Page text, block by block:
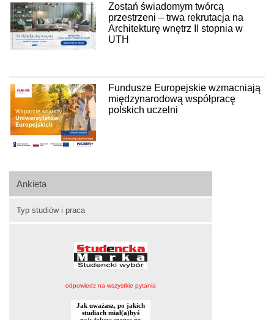
Ankieta
Typ studiów i praca
odpowiedz na wszystkie pytania
Zostań świadomym twórcą
przestrzeni – trwa rekrutacja na
Architekturę wnętrz II stopnia w
UTH
Fundusze Europejskie wzmacniają
międzynarodową współpracę
polskich uczelni